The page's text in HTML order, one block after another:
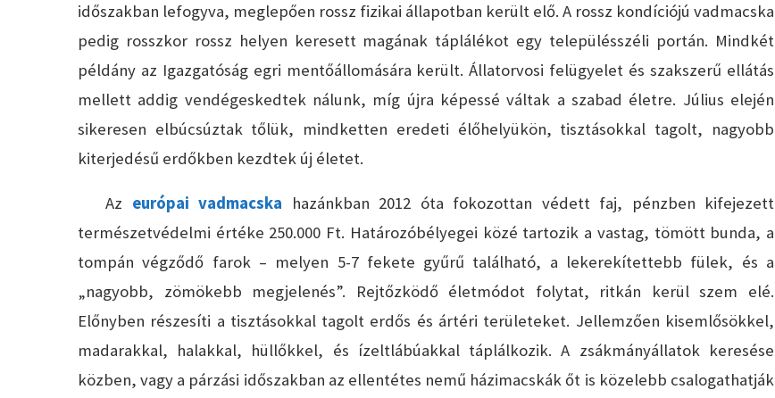
időszakban lefogyva, meglepően rossz fizikai állapotban került elő. A rossz kondíciójú vadmacska
pedig rosszkor rossz helyen keresett magának táplálékot egy településszéli portán. Mindkét
példány az Igazgatóság egri mentőállomására került. Állatorvosi felügyelet és szakszerű ellátás
mellett addig vendégeskedtek nálunk, míg újra képessé váltak a szabad életre. Július elején
sikeresen elbúcsúztak tőlük, mindketten eredeti élőhelyükön, tisztásokkal tagolt, nagyobb
kiterjedésű erdőkben kezdtek új életet.
Az európai vadmacska hazánkban 2012 óta fokozottan védett faj, pénzben kifejezett
természetvédelmi értéke 250.000 Ft. Határozóbélyegei közé tartozik a vastag, tömött bunda, a
tompán végződő farok – melyen 5-7 fekete gyűrű található, a lekerekítettebb fülek, és a
„nagyobb, zömökebb megjelenés”. Rejtőzködő életmódot folytat, ritkán kerül szem elé.
Előnyben részesíti a tisztásokkal tagolt erdős és ártéri területeket. Jellemzően kisemlősökkel,
madarakkal, halakkal, hüllőkkel, és ízeltlábúakkal táplálkozik. A zsákmányállatok keresése
közben, vagy a párzási időszakban az ellentétes nemű házimacskák őt is közelebb csalogathatják